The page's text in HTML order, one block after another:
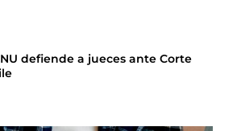
defiende a jueces ante Corte